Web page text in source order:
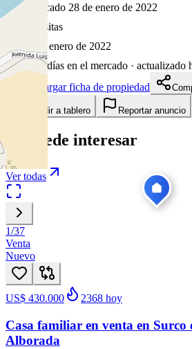
Publicado 28 de enero de 2022
visitas
28 de enero de 2022
1651días en el mercado · actualizado
Descargar ficha de propiedad
Añadir a tablero Reportar anuncio
Te puede interesar
Ver todas
1/37
Venta
Nuevo
US$ 430.000 2368 hoy
Casa familiar en venta en Surco
Alborada